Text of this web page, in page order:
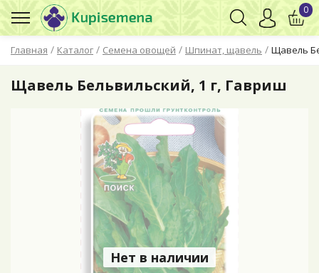
Главная / Каталог / Семена овощей / Шпинат, щавель / Щавель
0
Щавель Бельвильский, 1 г, Гавриш
Нет в наличии